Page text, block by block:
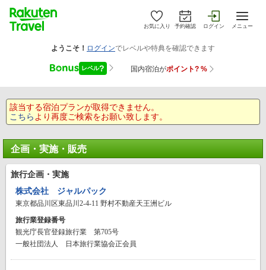
お気に入り 予約確認 ログイン メニュー
該当する宿泊プランが取得できません。
こちら より再度ご検索をお願い致します。
企画・実施・販売
旅行企画・実施
株式会社 ジャルパック
東京都品川区東品川2-4-11 野村不動産天王洲ビル
旅行業登録番号
観光庁長官登録旅行業 第705号
一般社団法人 日本旅行業協会正会員